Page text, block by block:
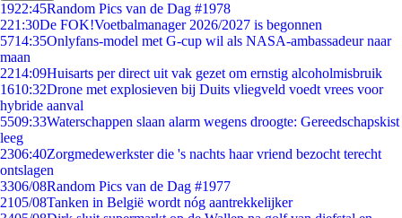
1922:45Random Pics van de Dag #1978
221:30De FOK!Voetbalmanager 2026/2027 is begonnen
5714:35Onlyfans-model met G-cup wil als NASA-ambassadeur naar
maan
2214:09Huisarts per direct uit vak gezet om ernstig alcoholmisbruik
1610:32Drone met explosieven bij Duits vliegveld voedt vrees voor
hybride aanval
5509:33Waterschappen slaan alarm wegens droogte: Gereedschapskist
leeg
2306:40Zorgmedewerkster die 's nachts haar vriend bezocht terecht
ontslagen
3306/08Random Pics van de Dag #1977
2105/08Tanken in België wordt nóg aantrekkelijker